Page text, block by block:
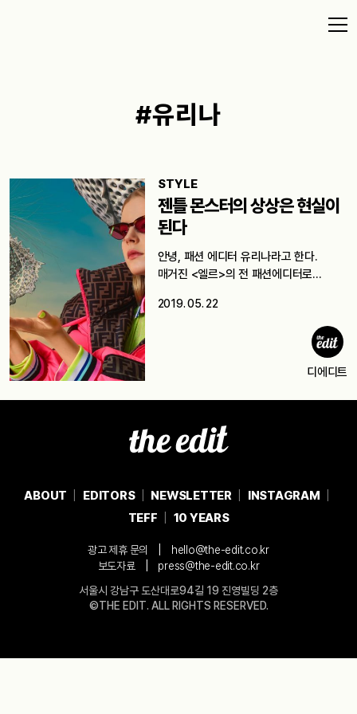
#유리나
STYLE
젠틀 몬스터의 상상은 현실이
된다
안녕, 패션 에디터 유리나라고 한다.
매거진 <엘르>의 전 패션에디터로
2019. 05. 22
디에디트
ABOUT EDITORS NEWSLETTER
INSTAGRAM
TEFF
10 YEARS
광고 제휴 문의
hello@the-edit.co.kr
보도자료
press@the-edit.co.kr
서울시 강남구 도산대로94길 19 진영빌딩 2층
©THE EDIT. ALL RIGHTS RESERVED.